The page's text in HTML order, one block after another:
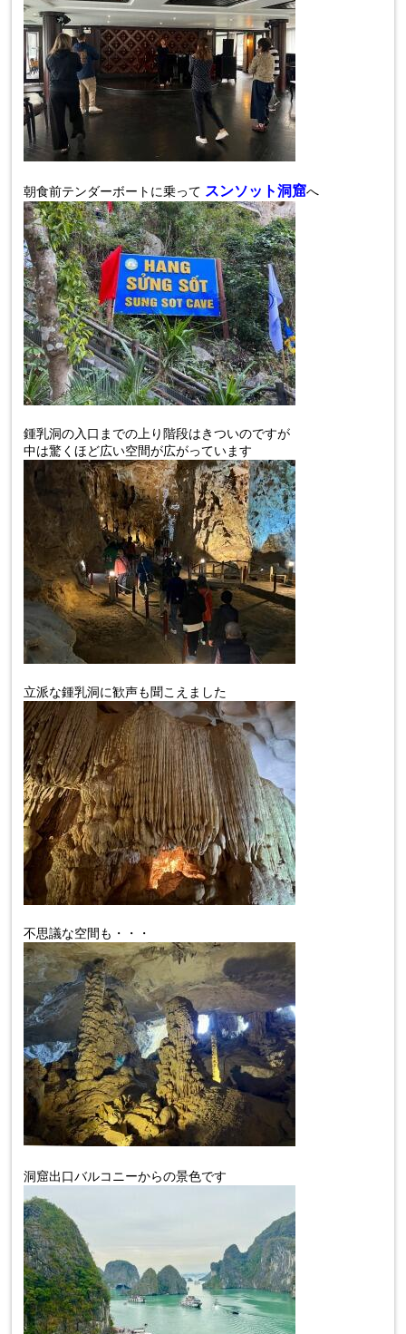
朝食前テンダーボートに乗って スンソット洞窟へ
鍾乳洞の入口までの上り階段はきついのですが
中は驚くほど広い空間が広がっています
立派な鍾乳洞に歓声も聞こえました
不思議な空間も・・・
洞窟出口バルコニーからの景色です